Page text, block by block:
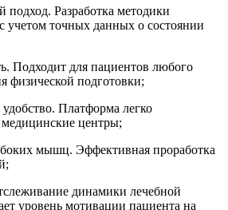
Разработка методики
учетом точных данных о состоянии
Подходит для пациентов любого
физической подготовки;
Платформа легко
медицинские центры;
мышц. Эффективная проработка
динамики лечебной
уровень мотивации пациента на